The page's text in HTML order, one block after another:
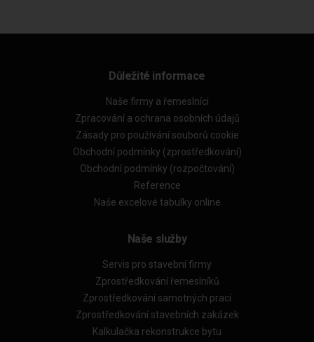
Důležité informace
Naše firmy a řemeslníci
Zpracování a ochrana osobních údajů
Zásady pro používání souborů cookie
Obchodní podmínky (zprostředkování)
Obchodní podmínky (rozpočtování)
Reference
Naše excelové tabulky online
Naše služby
Servis pro stavební firmy
Zprostředkování řemeslníků
Zprostředkování samotných prací
Zprostředkování stavebních zakázek
Kalkulačka rekonstrukce bytu